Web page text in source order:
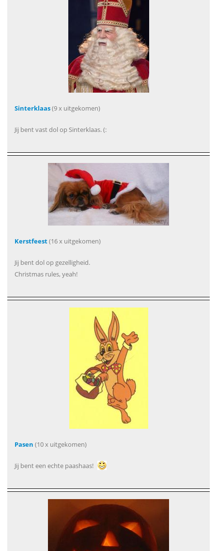
Sinterklaas(9 x uitgekomen)
Jij bent vast dol op Sinterklaas. (:
Kerstfeest(16 x uitgekomen)
Jij bent dol op gezelligheid.
Christmas rules, yeah!
Pasen (10 x uitgekomen)
Jij bent een echte paashaas!